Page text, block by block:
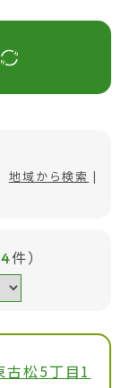
地域から検索
4件）